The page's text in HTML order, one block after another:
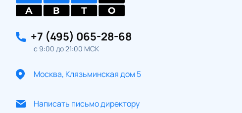
+7 (495) 065-28-68
с 9:00 до 21:00 МСК
Москва, Клязьминская дом 5
Написать письмо директору